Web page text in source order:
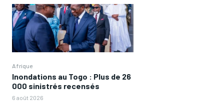
Afrique
Inondations au Togo : Plus de 26
000 sinistrés recensés
6 août 2026